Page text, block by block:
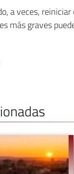
a veces,
más graves